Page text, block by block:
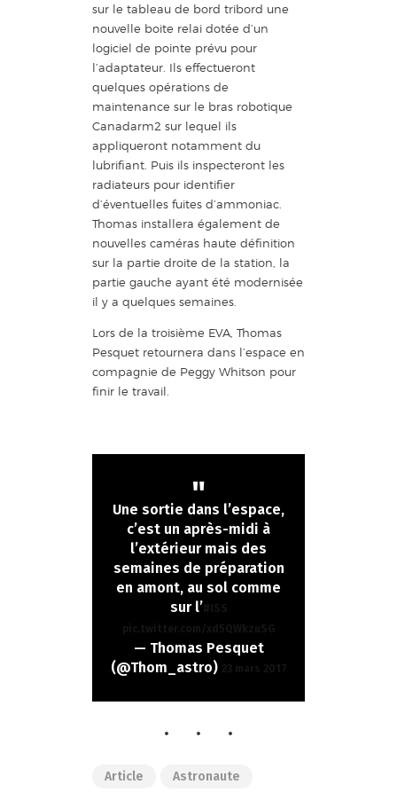
sur le tableau de bord tribord une
nouvelle boite relai dotée d’un
logiciel de pointe prévu pour
l’adaptateur. Ils effectueront
quelques opérations de
maintenance sur le bras robotique
Canadarm2 sur lequel ils
appliqueront notamment du
lubrifiant. Puis ils inspecteront les
radiateurs pour identifier
d’éventuelles fuites d’ammoniac.
Thomas installera également de
nouvelles caméras haute définition
sur la partie droite de la station, la
partie gauche ayant été modernisée
il y a quelques semaines.
Lors de la troisième EVA, Thomas
Pesquet retournera dans l’espace en
compagnie de Peggy Whitson pour
finir le travail.
Une sortie dans l’espace,
c’est un après-midi à
l’extérieur mais des
semaines de préparation
en amont, au sol comme
sur l’
— Thomas Pesquet
(@Thom_astro)
Article Astronaute